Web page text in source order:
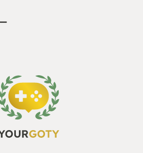
ことがとても多いので、毎回同じ作業を
コピペだけは専用の図形を消費して行
ペ開放時にお題として出てくるので、
おけば大丈夫です） ここまでを工場ゲ
（アーリーアクセス版）、マインクラフ
ミュレーションゲームでは昨年GOTYに
Not Included。 他にはRimWorld、
ややこしいのを管理して遊ぶゲームが大
してください！ Shapezもちゃんとやや
が楽しい」を表す言葉が思いつかないの